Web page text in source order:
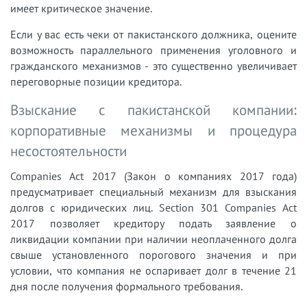
имеет критическое значение.
Если у вас есть чеки от пакистанского должника, оцените
возможность параллельного применения уголовного и
гражданского механизмов - это существенно увеличивает
переговорные позиции кредитора.
Взыскание с пакистанской компании:
корпоративные механизмы и процедура
несостоятельности
Companies Act 2017 (Закон о компаниях 2017 года)
предусматривает специальный механизм для взыскания
долгов с юридических лиц. Section 301 Companies Act
2017 позволяет кредитору подать заявление о
ликвидации компании при наличии неоплаченного долга
свыше установленного порогового значения и при
условии, что компания не оспаривает долг в течение 21
дня после получения формального требования.